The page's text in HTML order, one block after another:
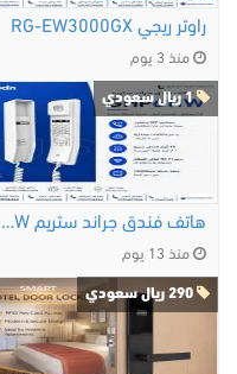
راوتر ريجي RG-EW3000GX
منذ 3 يوم
1 ريال سعودي
هاتف فندق جراند ستريم GHP611W
منذ 13 يوم